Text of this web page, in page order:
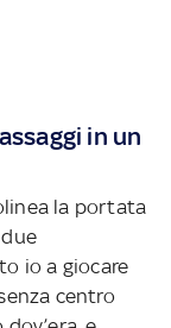
in un
la portata
io a giocare
centro